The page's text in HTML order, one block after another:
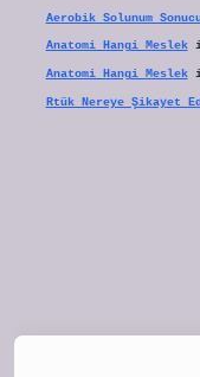
Aerobik Solunum
Anatomi Hangi Meslek
Anatomi Hangi Meslek
Rtük Nereye Şikayet